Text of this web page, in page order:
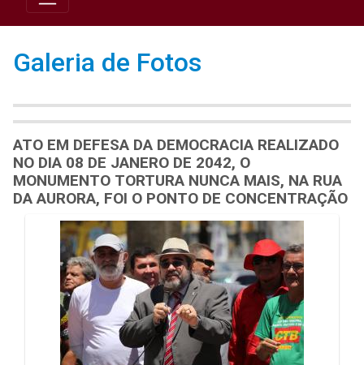
Galeria de Fotos
ATO EM DEFESA DA DEMOCRACIA REALIZADO
NO DIA 08 DE JANERO DE 2042, O
MONUMENTO TORTURA NUNCA MAIS, NA RUA
DA AURORA, FOI O PONTO DE CONCENTRAÇÃO
Galeria de Mídias